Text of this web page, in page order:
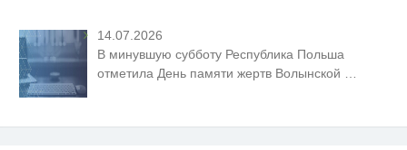
14.07.2026
В минувшую субботу Республика Польша
отметила День памяти жертв Волынской